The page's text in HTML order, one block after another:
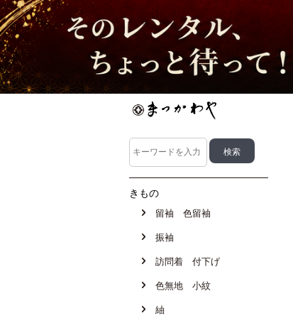
きもの
留袖 色留袖
振袖
訪問着 付下げ
色無地 小紋
紬